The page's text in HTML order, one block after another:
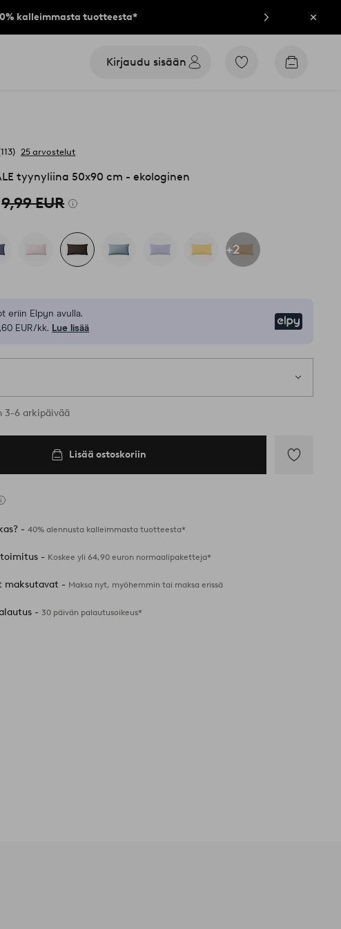
kalleimmasta tuotteesta* Sulje
Kirjaudu sisään
Siirry
Siirry
113 25 arvostelut
tyynyliina 50x90 cm - ekologinen
9,99 EUR
+2
eriin Elpyn avulla.
EUR/kk. Lue lisää
3-6 arkipäivää
Lisää ostoskoriin
-40% alennusta kalleimmasta tuotteesta*
- Koskee yli 64,90 euron normaalipaketteja*
maksutavat - Maksa nyt, myöhemmin tai maksa erissä
-30 päivän palautusoikeus*